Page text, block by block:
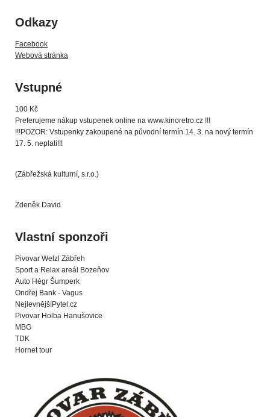
Odkazy
Facebook
Webová stránka
Vstupné
100 Kč
Preferujeme nákup vstupenek online na www.kinoretro.cz !!!
!!!POZOR: Vstupenky zakoupené na původní termín 14. 3. na nový termín
17. 5. neplatí!!!
(Zábřežská kulturní, s.r.o.)
Zdeněk David
Vlastní sponzoři
Pivovar Welzl Zábřeh
Sport a Relax areál Bozeňov
Auto Hégr Šumperk
Ondřej Bank - Vagus
NejlevnějšíPytel.cz
Pivovar Holba Hanušovice
MBG
TDK
Hornet tour